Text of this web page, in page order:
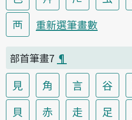
襾
重新選筆畫數
部首筆畫7 ¶
見 角 言 谷
貝
赤 走 足